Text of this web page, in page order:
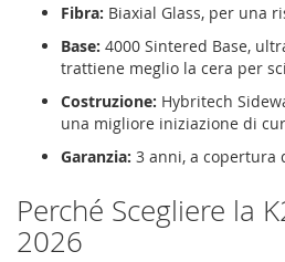
Fibra: Biaxial Glass, per una
Base: 4000 Sintered Base,
trattiene meglio la cera per
Costruzione: Hybritech
una migliore iniziazione di
Garanzia: 3 anni, a
Perché Scegliere la
2026